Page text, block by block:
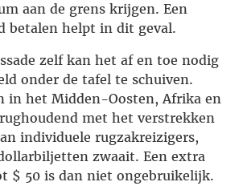
aan de grens krijgen. Een
betalen helpt in dit geval.
zelf kan het af en toe nodig
onder de tafel te schuiven.
in het Midden-Oosten, Afrika en
met het verstrekken
individuele rugzakreizigers,
zwaait. Een extra
$ 50 is dan niet ongebruikelijk.